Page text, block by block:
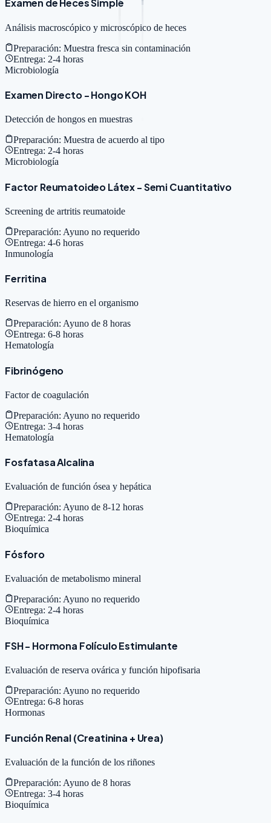
Examen de Heces Simple
Análisis macroscópico y microscópico de heces
Preparación: Muestra fresca sin contaminación
Entrega: 2-4 horas
Microbiología
Examen Directo - Hongo KOH
Detección de hongos en muestras
Preparación: Muestra de acuerdo al tipo
Entrega: 2-4 horas
Microbiología
Factor Reumatoideo Látex - Semi Cuantitativo
Screening de artritis reumatoide
Preparación: Ayuno no requerido
Entrega: 4-6 horas
Inmunología
Ferritina
Reservas de hierro en el organismo
Preparación: Ayuno de 8 horas
Entrega: 6-8 horas
Hematología
Fibrinógeno
Factor de coagulación
Preparación: Ayuno no requerido
Entrega: 3-4 horas
Hematología
Fosfatasa Alcalina
Evaluación de función ósea y hepática
Preparación: Ayuno de 8-12 horas
Entrega: 2-4 horas
Bioquímica
Fósforo
Evaluación de metabolismo mineral
Preparación: Ayuno no requerido
Entrega: 2-4 horas
Bioquímica
FSH - Hormona Folículo Estimulante
Evaluación de reserva ovárica y función hipofisaria
Preparación: Ayuno no requerido
Entrega: 6-8 horas
Hormonas
Función Renal (Creatinina + Urea)
Evaluación de la función de los riñones
Preparación: Ayuno de 8 horas
Entrega: 3-4 horas
Bioquímica